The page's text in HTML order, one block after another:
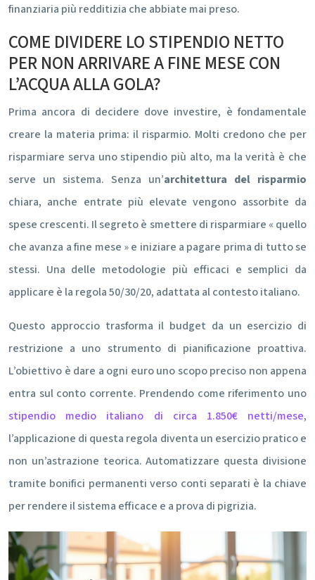
finanziaria più redditizia che abbiate mai preso.
COME DIVIDERE LO STIPENDIO NETTO
PER NON ARRIVARE A FINE MESE CON
L’ACQUA ALLA GOLA?
Prima ancora di decidere dove investire, è fondamentale
creare la materia prima: il risparmio. Molti credono che per
risparmiare serva uno stipendio più alto, ma la verità è che
serve un sistema. Senza un’architettura del risparmio
chiara, anche entrate più elevate vengono assorbite da
spese crescenti. Il segreto è smettere di risparmiare « quello
che avanza a fine mese » e iniziare a pagare prima di tutto se
stessi. Una delle metodologie più efficaci e semplici da
applicare è la regola 50/30/20, adattata al contesto italiano.
Questo approccio trasforma il budget da un esercizio di
restrizione a uno strumento di pianificazione proattiva.
L’obiettivo è dare a ogni euro uno scopo preciso non appena
entra sul conto corrente. Prendendo come riferimento uno
stipendio medio italiano di circa 1.850€ netti/mese,
l’applicazione di questa regola diventa un esercizio pratico e
non un’astrazione teorica. Automatizzare questa divisione
tramite bonifici permanenti verso conti separati è la chiave
per rendere il sistema efficace e a prova di pigrizia.